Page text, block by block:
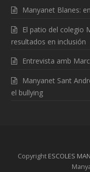
Manyanet Blanes:
El patio del colegio
resultados en inclusión
Entrevista amb
Manyanet Sant
el bullying
Copyright ESCOLES